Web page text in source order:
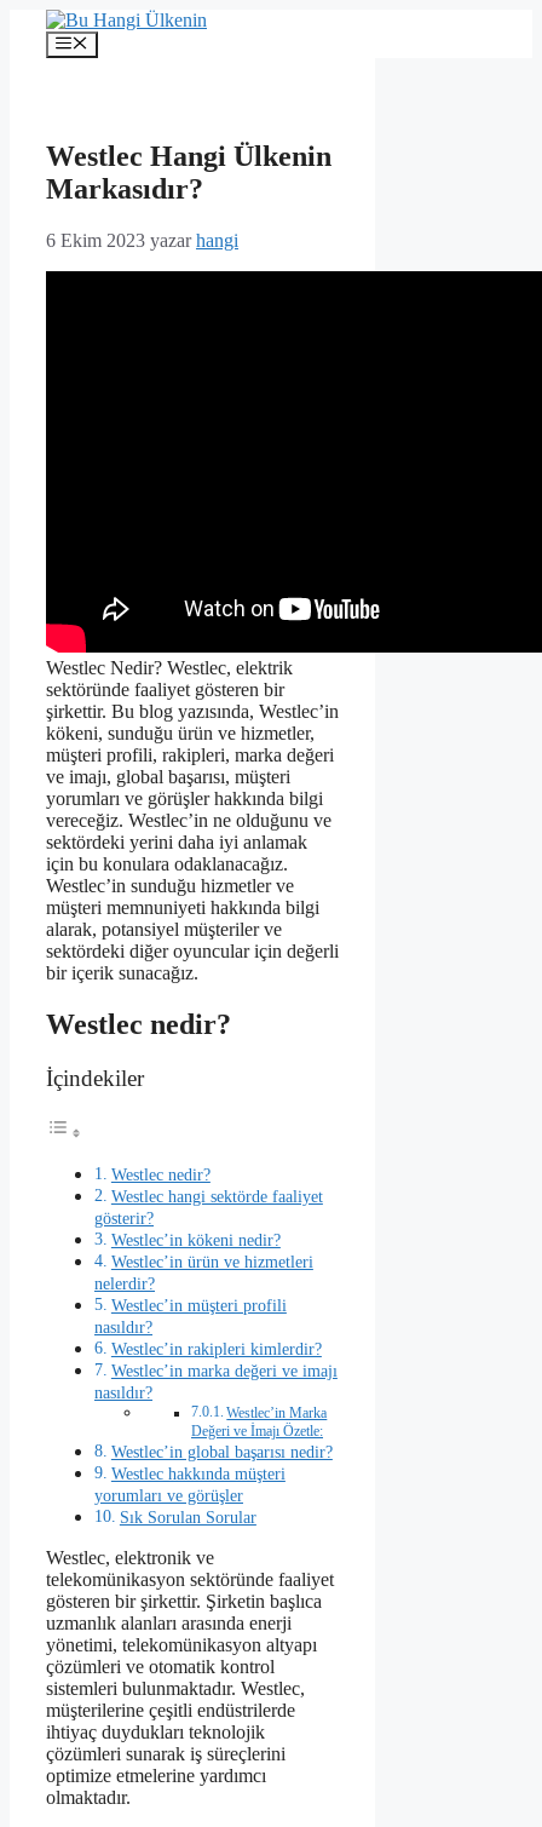
İçeriğe
Menü
Westlec Hangi Ülkenin
Markasıdır?
6 Ekim 2023 yazarhangi
Westlec Nedir? Westlec, elektrik
sektöründe faaliyet gösteren bir
şirkettir. Bu blog yazısında, Westlec’in
kökeni, sunduğu ürün ve hizmetler,
müşteri profili, rakipleri, marka değeri
ve imajı, global başarısı, müşteri
yorumları ve görüşler hakkında bilgi
vereceğiz. Westlec’in ne olduğunu ve
sektördeki yerini daha iyi anlamak
için bu konulara odaklanacağız.
Westlec’in sunduğu hizmetler ve
müşteri memnuniyeti hakkında bilgi
alarak, potansiyel müşteriler ve
sektördeki diğer oyuncular için değerli
bir içerik sunacağız.
Westlec nedir?
İçindekiler
Westlec nedir?
Westlec hangi sektörde faaliyet
gösterir?
Westlec’in kökeni nedir?
Westlec’in ürün ve hizmetleri
nelerdir?
Westlec’in müşteri profili
nasıldır?
Westlec’in rakipleri kimlerdir?
Westlec’in marka değeri ve imajı
nasıldır?
Westlec’in Marka
Değeri ve İmajı Özetle:
Westlec’in global başarısı nedir?
Westlec hakkında müşteri
yorumları ve görüşler
Sık Sorulan Sorular
Westlec, elektronik ve
telekomünikasyon sektöründe faaliyet
gösteren bir şirkettir. Şirketin başlıca
uzmanlık alanları arasında enerji
yönetimi, telekomünikasyon altyapı
çözümleri ve otomatik kontrol
sistemleri bulunmaktadır. Westlec,
müşterilerine çeşitli endüstrilerde
ihtiyaç duydukları teknolojik
çözümleri sunarak iş süreçlerini
optimize etmelerine yardımcı
olmaktadır.